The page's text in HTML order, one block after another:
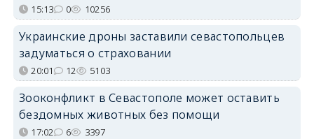
15:13 0 10256
Украинские дроны заставили севастопольцев
задуматься о страховании
20:01 12 5103
Зооконфликт в Севастополе может оставить
бездомных животных без помощи
17:02 6 3397